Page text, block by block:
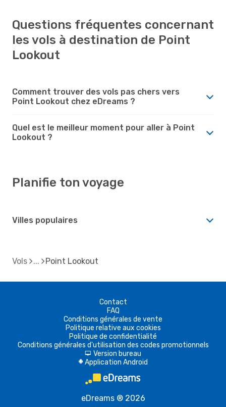
Questions fréquentes concernant
les vols à destination de Point
Lookout
Comment trouver des vols pas chers vers
Point Lookout chez eDreams ?
Quel est le meilleur moment pour aller à Point
Lookout ?
Planifie ton voyage
Villes populaires
Vols Point Lookout
Contact
FAQ
Conditions générales de vente
Politique relative aux cookies
Politique de confidentialité
Conditions générales d'utilisation des codes promotionnels
d Version bureau
A Application Android
eDreams ® 2026